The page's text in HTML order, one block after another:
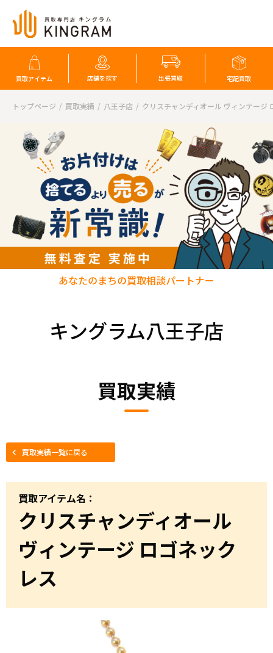
買取アイテム 店舗を探す 出張買取 宅配買取
トップページ 買取実績 八王子店 クリスチャンディオール ヴィンテージ
キングラム八王子店
あなたのまちの買取相談パートナー
買取実績
買取実績一覧に戻る
買取アイテム名：
クリスチャンディオール
ヴィンテージ ロゴネック
レス